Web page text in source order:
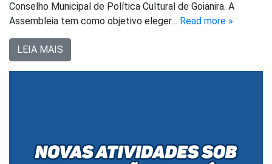
Conselho Municipal de Política Cultural de Goianira. A
Assembleia tem como objetivo eleger… Read more »
LEIA MAIS